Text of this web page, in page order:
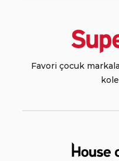
Favori çocuk